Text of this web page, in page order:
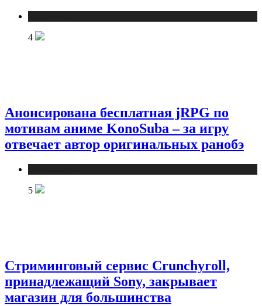
4
Анонсирована бесплатная jRPG по
мотивам аниме KonoSuba – за игру
отвечает автор оригинальных ранобэ
5
Стриминговый сервис Crunchyroll,
принадлежащий Sony, закрывает
магазин для большинства